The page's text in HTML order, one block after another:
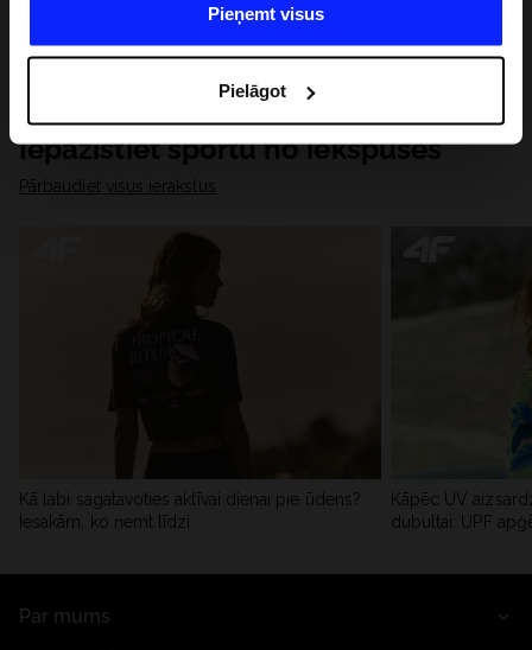
Jūsu atļauju, mēs varam pārsūtīt Jūsu personas datus
saviem partneriem, lai uzlabotu veidu, kadā tiek rādīta
saturu un uzlabotu mūsu partneru piedāvātos risinajumus
( piem. socialos tīklus). Detalizētu informāciju var atrast
mūsu Privātuma politikā un sadaļā "Detaļas".
Pieņemt visus
Pielāgot
Iepazīstiet sportu no iekšpuses
Pārbaudiet visus ierakstus
Kā labi sagatavoties aktīvai dienai pie ūdens?
Iesakām, ko ņemt līdzi
Kāpēc UV
dubultai: UPF
Par mums